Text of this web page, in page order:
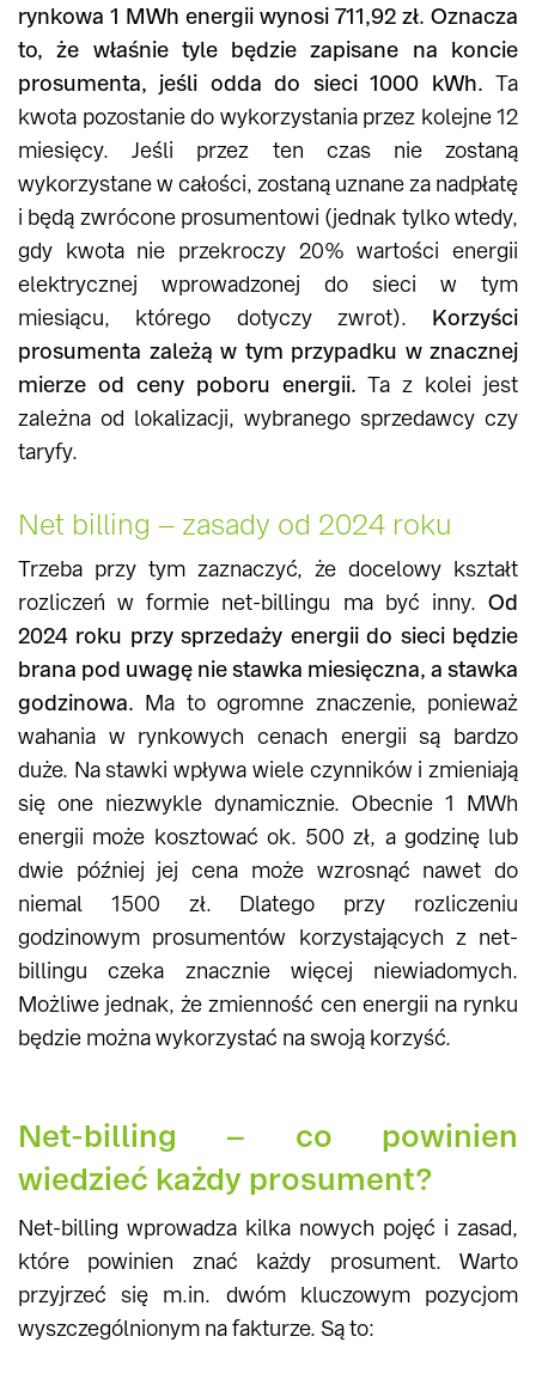
rynkowa 1 MWh energii wynosi 711,92 zł. Oznacza
to, że właśnie tyle będzie zapisane na koncie
prosumenta, jeśli odda do sieci 1000 kWh. Ta
kwota pozostanie do wykorzystania przez kolejne 12
miesięcy. Jeśli przez ten czas nie zostaną
wykorzystane w całości, zostaną uznane za nadpłatę
i będą zwrócone prosumentowi (jednak tylko wtedy,
gdy kwota nie przekroczy 20% wartości energii
elektrycznej wprowadzonej do sieci w tym
miesiącu, którego dotyczy zwrot). Korzyści
prosumenta zależą w tym przypadku w znacznej
mierze od ceny poboru energii. Ta z kolei jest
zależna od lokalizacji, wybranego sprzedawcy czy
taryfy.
Net billing – zasady od 2024 roku
Trzeba przy tym zaznaczyć, że docelowy kształt
rozliczeń w formie net-billingu ma być inny. Od
2024 roku przy sprzedaży energii do sieci będzie
brana pod uwagę nie stawka miesięczna, a stawka
godzinowa. Ma to ogromne znaczenie, ponieważ
wahania w rynkowych cenach energii są bardzo
duże. Na stawki wpływa wiele czynników i zmieniają
się one niezwykle dynamicznie. Obecnie 1 MWh
energii może kosztować ok. 500 zł, a godzinę lub
dwie później jej cena może wzrosnąć nawet do
niemal 1500 zł. Dlatego przy rozliczeniu
godzinowym prosumentów korzystających z net-
billingu czeka znacznie więcej niewiadomych.
Możliwe jednak, że zmienność cen energii na rynku
będzie można wykorzystać na swoją korzyść.
Net-billing – co powinien
wiedzieć każdy prosument?
Net-billing wprowadza kilka nowych pojęć i zasad,
które powinien znać każdy prosument. Warto
przyjrzeć się m.in. dwóm kluczowym pozycjom
wyszczególnionym na fakturze. Są to: